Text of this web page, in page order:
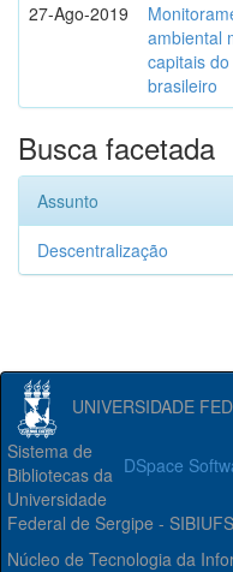
27-Ago-2019
ambiental
capitais
brasileiro
Busca facetada
Assunto
Descentralização
UNIVERSIDADE
DSpace
Sistema de
Bibliotecas da
Universidade
Federal de Sergipe - SIBIUFS
Núcleo de Tecnologia da